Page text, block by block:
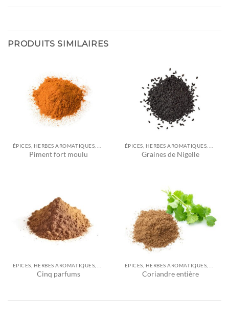
PRODUITS SIMILAIRES
Piment fort moulu Graines de Nigelle
Cinq parfums Coriandre entière